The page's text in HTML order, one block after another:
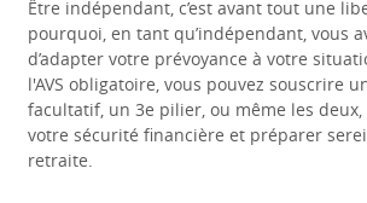
Être indépendant, c’est avant tout une
pourquoi, en tant qu’indépendant, vous
d’adapter votre prévoyance à votre
l'AVS obligatoire, vous pouvez souscrire
facultatif, un 3e pilier, ou même les
votre sécurité financière et préparer
retraite.